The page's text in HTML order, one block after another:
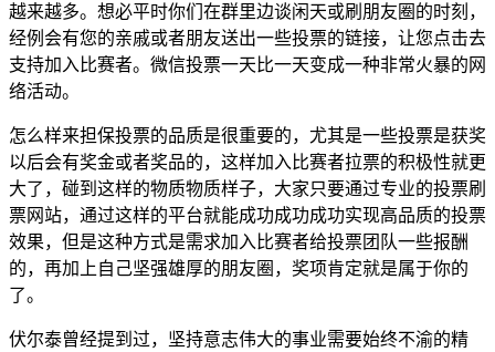
越来越多。想必平时你们在群里边谈闲天或刷朋友圈的时刻，
经例会有您的亲戚或者朋友送出一些投票的链接，让您点击去
支持加入比赛者。微信投票一天比一天变成一种非常火暴的网
络活动。
怎么样来担保投票的品质是很重要的，尤其是一些投票是获奖
以后会有奖金或者奖品的，这样加入比赛者拉票的积极性就更
大了，碰到这样的物质物质样子，大家只要通过专业的投票刷
票网站，通过这样的平台就能成功成功成功实现高品质的投票
效果，但是这种方式是需求加入比赛者给投票团队一些报酬
的，再加上自己坚强雄厚的朋友圈，奖项肯定就是属于你的
了。
伏尔泰曾经提到过，坚持意志伟大的事业需要始终不渝的精